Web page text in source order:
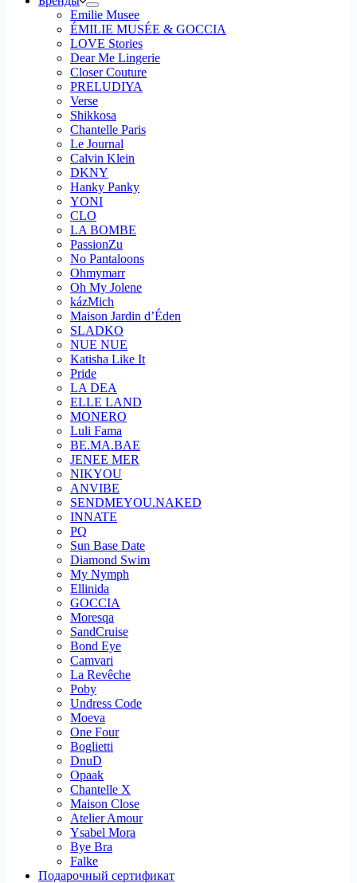
Emilie Musee
ÉMILIE MUSÉE & GOCCIA
LOVE Stories
Dear Me Lingerie
Closer Couture
PRELUDIYA
Verse
Shikkosa
Chantelle Paris
Le Journal
Calvin Klein
DKNY
Hanky Panky
YONI
CLO
LA BOMBE
PassionZu
No Pantaloons
Ohmymarr
Oh My Jolene
kázMich
Maison Jardin d’Éden
SLADKO
NUE NUE
Katisha Like It
Pride
LA DEA
ELLE LAND
MONERO
Luli Fama
BE.MA.BAE
JENEE MER
NIKYOU
ANVIBE
SENDMEYOU.NAKED
INNATE
PQ
Sun Base Date
Diamond Swim
My Nymph
Ellinida
GOCCIA
Moresqa
SandCruise
Bond Eye
Camvari
La Revêche
Poby
Undress Code
Moeva
One Four
Boglietti
DnuD
Opaak
Chantelle X
Maison Close
Atelier Amour
Ysabel Mora
Bye Bra
Falke
Подарочный сертификат